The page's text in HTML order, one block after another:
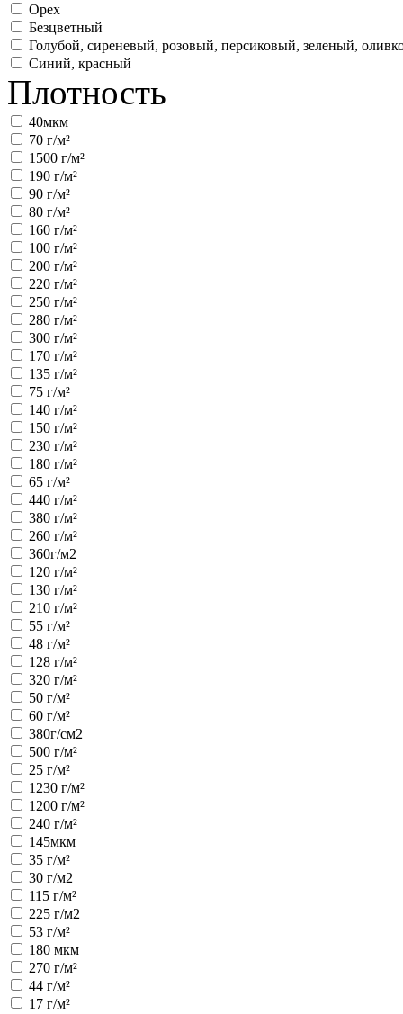
Орех
Безцветный
Голубой, сиреневый, розовый, персиковый, зеленый,
Синий, красный
Плотность
40мкм
70 г/м²
1500 г/м²
190 г/м²
90 г/м²
80 г/м²
160 г/м²
100 г/м²
200 г/м²
220 г/м²
250 г/м²
280 г/м²
300 г/м²
170 г/м²
135 г/м²
75 г/м²
140 г/м²
150 г/м²
230 г/м²
180 г/м²
65 г/м²
440 г/м²
380 г/м²
260 г/м²
360г/м2
120 г/м²
130 г/м²
210 г/м²
55 г/м²
48 г/м²
128 г/м²
320 г/м²
50 г/м²
60 г/м²
380г/см2
500 г/м²
25 г/м²
1230 г/м²
1200 г/м²
240 г/м²
145мкм
35 г/м²
30 г/м2
115 г/м²
225 г/м2
53 г/м²
180 мкм
270 г/м²
44 г/м²
17 г/м²